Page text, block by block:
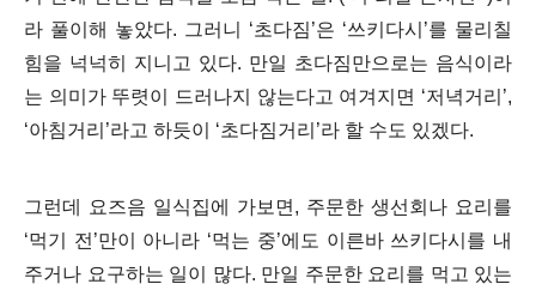
라 풀이해 놓았다. 그러니 ‘초다짐’은 ‘쓰키다시’를 물리칠
힘을 넉넉히 지니고 있다. 만일 초다짐만으로는 음식이라
는 의미가 뚜렷이 드러나지 않는다고 여겨지면 ‘저녁거리’,
‘아침거리’라고 하듯이 ‘초다짐거리’라 할 수도 있겠다.
그런데 요즈음 일식집에 가보면, 주문한 생선회나 요리를
‘먹기 전’만이 아니라 ‘먹는 중’에도 이른바 쓰키다시를 내
주거나 요구하는 일이 많다. 만일 주문한 요리를 먹고 있는